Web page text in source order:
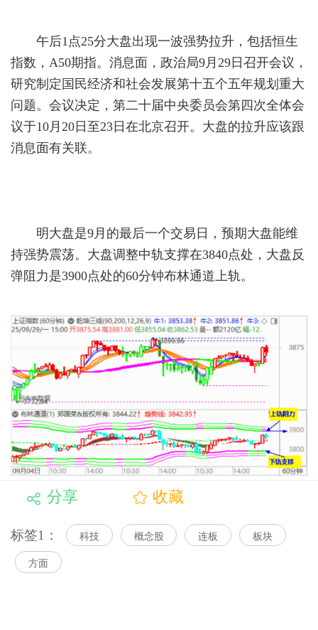
午后1点25分大盘出现一波强势拉升，包括恒生
指数，A50期指。消息面，政治局9月29日召开会议，
研究制定国民经济和社会发展第十五个五年规划重大
问题。会议决定，第二十届中央委员会第四次全体会
议于10月20日至23日在北京召开。大盘的拉升应该跟
消息面有关联。
明大盘是9月的最后一个交易日，预期大盘能维
持强势震荡。大盘调整中轨支撑在3840点处，大盘反
弹阻力是3900点处的60分钟布林通道上轨。
分享 收藏
标签1： 科技 概念股 连板 板块
方面